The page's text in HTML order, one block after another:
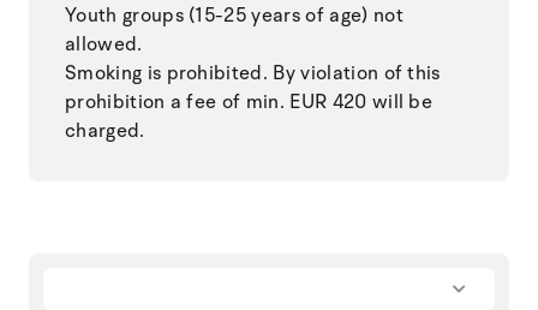
Youth groups (15-25 years of age) not
allowed.
Smoking is prohibited. By violation of this
prohibition a fee of min. EUR 420 will be
charged.